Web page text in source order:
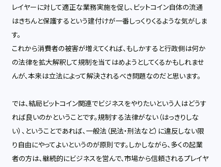
レイヤーに対して適正な業務実施を促し、ビットコイン自体の流通
はきちんと保護するという建付けが一番しっくりくるような気がしま
す。
これから消費者の被害が増えてくれば、もしかすると行政側は何か
の法律を拡大解釈して規制を当てはめようとしてくるかもしれませ
んが、本来は立法によって解決されるべき問題なのだと思います。
では、結局ビットコイン関連でビジネスをやりたいという人はどうす
れば良いのかということです。規制する法律がない（はっきりしな
い）、ということであれば、一般法（民法・刑法など）に違反しない限
り自由にやってよいというのが原則です。しかしながら、多くの起業
者の方は、継続的にビジネスを営んで、市場から信頼されるプレイヤ